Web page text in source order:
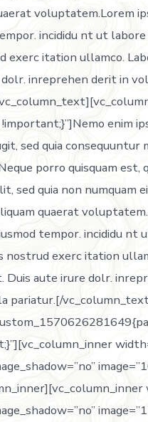
voluptatem.Lorem
incididu nt ut
exerc itation ullamco.
inreprehen derit in
enim
sed quia consequuntur
porro quisquam
sed quia non
quaerat
tempor. incididu nt
nostrud exerc itation
Duis aute irure dolr.
pariatur.[/